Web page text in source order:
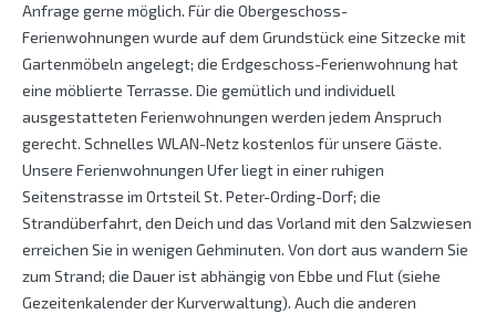
Anfrage gerne möglich. Für die Obergeschoss-
Ferienwohnungen wurde auf dem Grundstück eine Sitzecke mit
Gartenmöbeln angelegt; die Erdgeschoss-Ferienwohnung hat
eine möblierte Terrasse. Die gemütlich und individuell
ausgestatteten Ferienwohnungen werden jedem Anspruch
gerecht. Schnelles WLAN-Netz kostenlos für unsere Gäste.
Unsere Ferienwohnungen Ufer liegt in einer ruhigen
Seitenstrasse im Ortsteil St. Peter-Ording-Dorf; die
Strandüberfahrt, den Deich und das Vorland mit den Salzwiesen
erreichen Sie in wenigen Gehminuten. Von dort aus wandern Sie
zum Strand; die Dauer ist abhängig von Ebbe und Flut (siehe
Gezeitenkalender der Kurverwaltung). Auch die anderen